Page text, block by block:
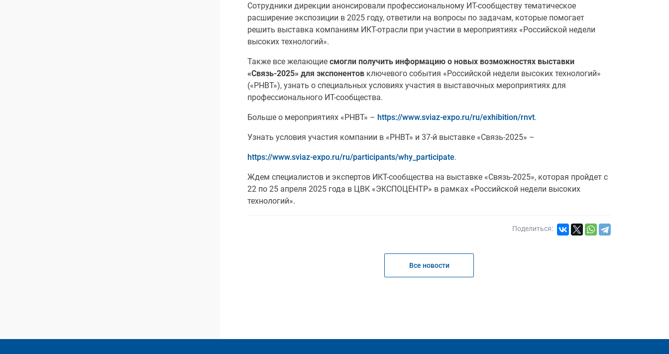
Сотрудники дирекции анонсировали профессиональному ИТ-сообществу тематическое
расширение экспозиции в 2025 году, ответили на вопросы по задачам, которые помогает
решить выставка компаниям ИКТ-отрасли при участии в мероприятиях «Российской недели
высоких технологий».
Также все желающие смогли получить информацию о новых возможностях выставки
«Связь-2025» для экспонентов ключевого события «Российской недели высоких технологий»
(«РНВТ»), узнать о специальных условиях участия в выставочных мероприятиях для
профессионального ИТ-сообщества.
Больше о мероприятиях «РНВТ» – https://www.sviaz-expo.ru/ru/exhibition/rnvt.
Узнать условия участия компании в «РНВТ» и 37-й выставке «Связь-2025» –
https://www.sviaz-expo.ru/ru/participants/why_participate.
Ждем специалистов и экспертов ИКТ-сообщества на выставке «Связь-2025», которая пройдет с
22 по 25 апреля 2025 года в ЦВК «ЭКСПОЦЕНТР» в рамках «Российской недели высоких
технологий».
Поделиться:
Все новости